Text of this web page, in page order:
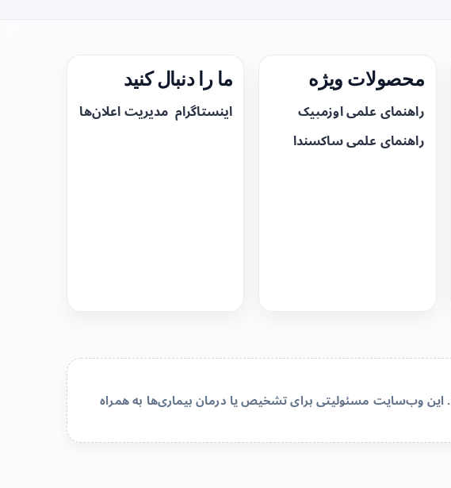
محصولات ویژه
راهنمای علمی اوزمپیک
راهنمای علمی ساکسندا
ما را دنبال کنید
اینستاگرام مدیریت اعلان‌ها
وب‌سایت مسئولیتی برای تشخیص یا درمان بیماری‌ها به همراه